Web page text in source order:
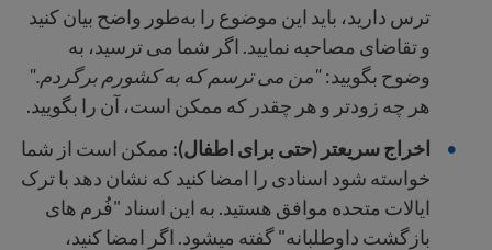
ترس دارید، باید این موضوع را به‌طور واضح بیان کنید
و تقاضای مصاحبه نمایید. اگر شما می ترسید، به
وضوح بگویید:"من می ترسم که به کشورم برگردم."
هر چه زودتر و هر چقدر که ممکن است، آن را بگویید.
اخراج سریعتر (حتی برای اطفال): ممکن است از شما
خواسته شود اسنادی را امضا کنید که نشان دهد با ترک
ایالات متحده موافق هستید. به این اسناد "فُرم های
بازگشت داوطلبانه" گفته میشود. اگر امضا کنید،